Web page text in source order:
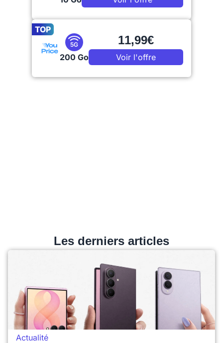
TOP
5G
200 Go
11,99€
Voir l'offre
Les derniers articles
Actualité